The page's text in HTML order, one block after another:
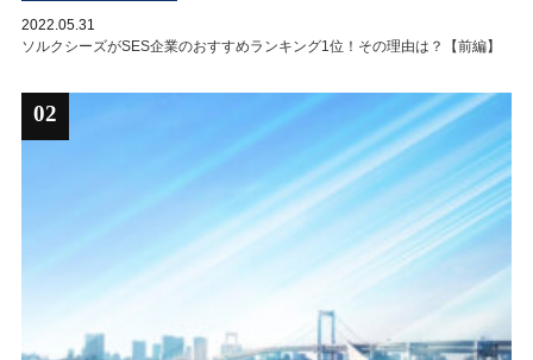
2022.05.31
ソルクシーズがSES企業のおすすめランキング1位！その理由は？【前編】
02